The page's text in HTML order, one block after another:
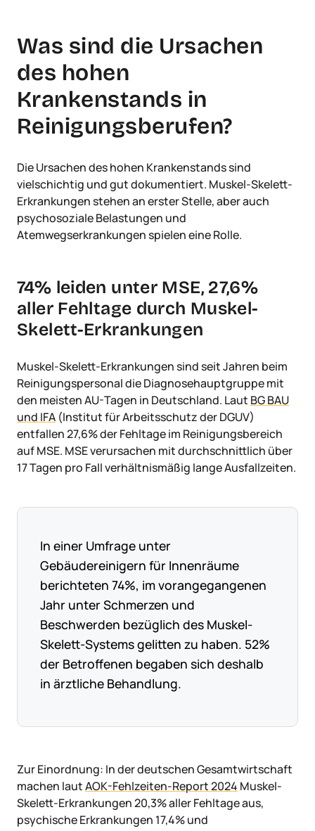
Was sind die Ursachen
des hohen
Krankenstands in
Reinigungsberufen?
Die Ursachen des hohen Krankenstands sind
vielschichtig und gut dokumentiert. Muskel-Skelett-
Erkrankungen stehen an erster Stelle, aber auch
psychosoziale Belastungen und
Atemwegserkrankungen spielen eine Rolle.
74% leiden unter MSE, 27,6%
aller Fehltage durch Muskel-
Skelett-Erkrankungen
Muskel-Skelett-Erkrankungen sind seit Jahren beim
Reinigungspersonal die Diagnosehauptgruppe mit
den meisten AU-Tagen in Deutschland. Laut BG BAU
und IFA (Institut für Arbeitsschutz der DGUV)
entfallen 27,6% der Fehltage im Reinigungsbereich
auf MSE. MSE verursachen mit durchschnittlich über
17 Tagen pro Fall verhältnismäßig lange Ausfallzeiten.
In einer Umfrage unter
Gebäudereinigern für Innenräume
berichteten 74%, im vorangegangenen
Jahr unter Schmerzen und
Beschwerden bezüglich des Muskel-
Skelett-Systems gelitten zu haben. 52%
der Betroffenen begaben sich deshalb
in ärztliche Behandlung.
Zur Einordnung: In der deutschen Gesamtwirtschaft
machen lautAOK-Fehlzeiten-Report 2024 Muskel-
Skelett-Erkrankungen 20,3% aller Fehltage aus,
psychische Erkrankungen 17,4% und